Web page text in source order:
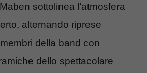
sottolinea l’atmosfera
alternando riprese
della band con
dello spettacolare